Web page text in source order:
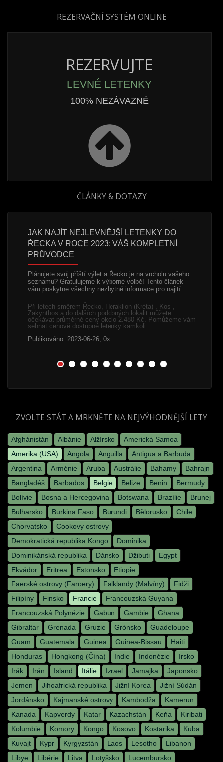
REZERVAČNÍ SYSTÉM ONLINE
REZERVUJTE
LEVNÉ LETENKY
100% NEZÁVAZNÉ
ČLÁNKY & DOTAZY
JAK NAJÍT NEJLEVNĚJŠÍ LETENKY DO
ŘECKA V ROCE 2023: VÁŠ KOMPLETNÍ
PRŮVODCE
Plánujete svůj příští výlet a Řecko je na vrcholu vašeho
seznamu? Gratulujeme k výborné volbě! Tento článek
vám poskytne všechny nezbytné informace pro najití…
Při letech směrem Řecko, Heraklion (Kréta) , Kos ,
Zakynthos a do dalších podobných lokalit můžete
očekávat průměrné ceny okolo 2.480 Kč. Pomůžeme vám
sehnat cenově dostupné letenky kamkoli...
Publikováno: 2023-06-26; 0x
ZVOLTE STÁT A MRKNĚTE NA NEJVÝHODNĚJŠÍ LETY
Afghánistán Albánie Alžírsko
Americká Samoa
Amerika (USA)
Angola Anguilla
Antigua a Barbuda
Argentina
Arménie Aruba Austrálie Bahamy
Bahrajn
Bangladéš
Barbados Belgie Belize Benin
Bermudy
Bolívie
Bosna a Hercegovina Botswana Brazílie
Brunej
Bulharsko
Burkina Faso Burundi Bělorusko
Chile
Chorvatsko
Cookovy ostrovy
Demokratická republika Kongo
Dominika
Dominikánská republika
Dánsko Džibuti
Egypt
Ekvádor
Eritrea Estonsko
Etiopie
Faerské ostrovy (Faroery)
Falklandy (Malvíny)
Fidži
Filipíny
Finsko Francie
Francouzská Guyana
Francouzská Polynézie
Gabun Gambie
Ghana
Gibraltar
Grenada Gruzie Grónsko
Guadeloupe
Guam
Guatemala Guinea Guinea-Bissau
Haiti
Honduras
Hongkong (Čína) Indie Indonézie
Irsko
Irák
Irán Island Itálie Izrael Jamajka
Japonsko
Jemen
Jihoafrická republika Jižní Korea
Jižní Súdán
Jordánsko
Kajmanské ostrovy Kambodža
Kamerun
Kanada
Kapverdy Katar Kazachstán Keňa
Kiribati
Kolumbie
Komory Kongo Kosovo Kostarika
Kuba
Kuvajt
Kypr Kyrgyzstán Laos Lesotho
Libanon
Libye
Libérie Litva Lotyšsko
Lucembursko